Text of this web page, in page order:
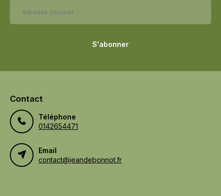
S'abonner
Contact
Téléphone
0142654471
Email
contact@jeandebonnot.fr